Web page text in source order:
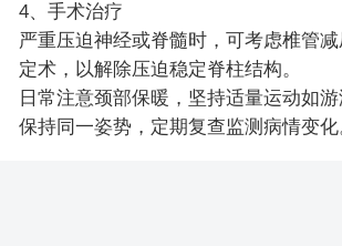
4、手术治疗
严重压迫神经或脊髓时，可考虑椎管
定术，以解除压迫稳定脊柱结构。
日常注意颈部保暖，坚持适量运动如
保持同一姿势，定期复查监测病情变化